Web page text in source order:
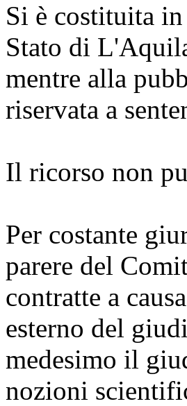
Si è costituita
Stato di
mentre alla
riservata a
Il ricorso non
Per costante
parere del
contratte a
esterno del
medesimo il
nozioni